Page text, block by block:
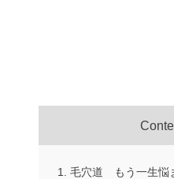
毛穴道 もう一生悩